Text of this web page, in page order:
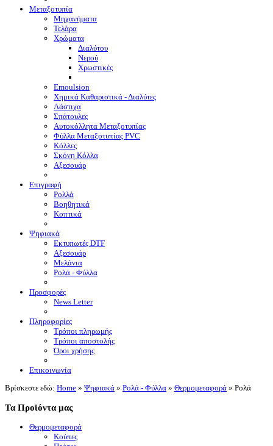
Μεταξοτυπία
Μηχανήματα
Τελάρα
Χρώματα
Διαλύτου
Νερού
Χρωστικές
Emoulsion
Χημικά Καθαριστικά - Διαλύτες
Λάστιχα
Σπάτουλες
Αυτοκόλλητα Μεταξοτυπίας
Φύλλα Μεταξοτυπίας PVC
Κόλλες
Σκόνη Κόλλα
Αξεσουάρ
Επιγραφή
Ρολλά
Βοηθητικά
Κοπτικά
Ψηφιακά
Eκτυπωτές DTF
Αξεσουάρ
Μελάνια
Ρολά - Φύλλα
Προσφορές
News Letter
Πληροφορίες
Τρόποι πληρωμής
Τρόποι αποστολής
Όροι χρήσης
Επικοινωνία
Βρίσκεστε εδώ: Home » Ψηφιακά » Ρολά - Φύλλα » Θερμομεταφορά » Ρολά
Τα Προϊόντα μας
Θερμομεταφορά
Κούπες